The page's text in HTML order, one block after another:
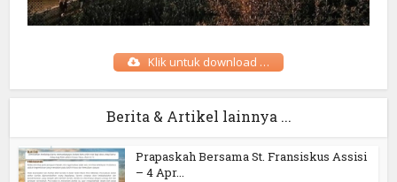
Klik untuk download …
Berita & Artikel lainnya ...
Prapaskah Bersama St. Fransiskus Assisi
– 4 Apr...